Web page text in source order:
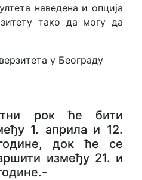
наведена и опција
тако да могу да
у Београду
рок ће бити
1. априла и 12.
док ће се
између 21. и